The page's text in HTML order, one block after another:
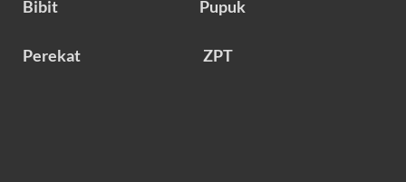
Bibit Pupuk
Perekat ZPT